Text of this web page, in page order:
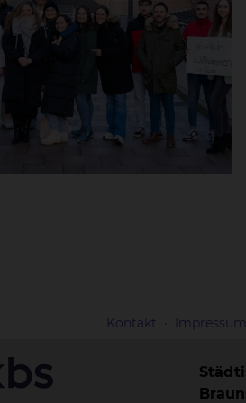
Kontakt Impressum